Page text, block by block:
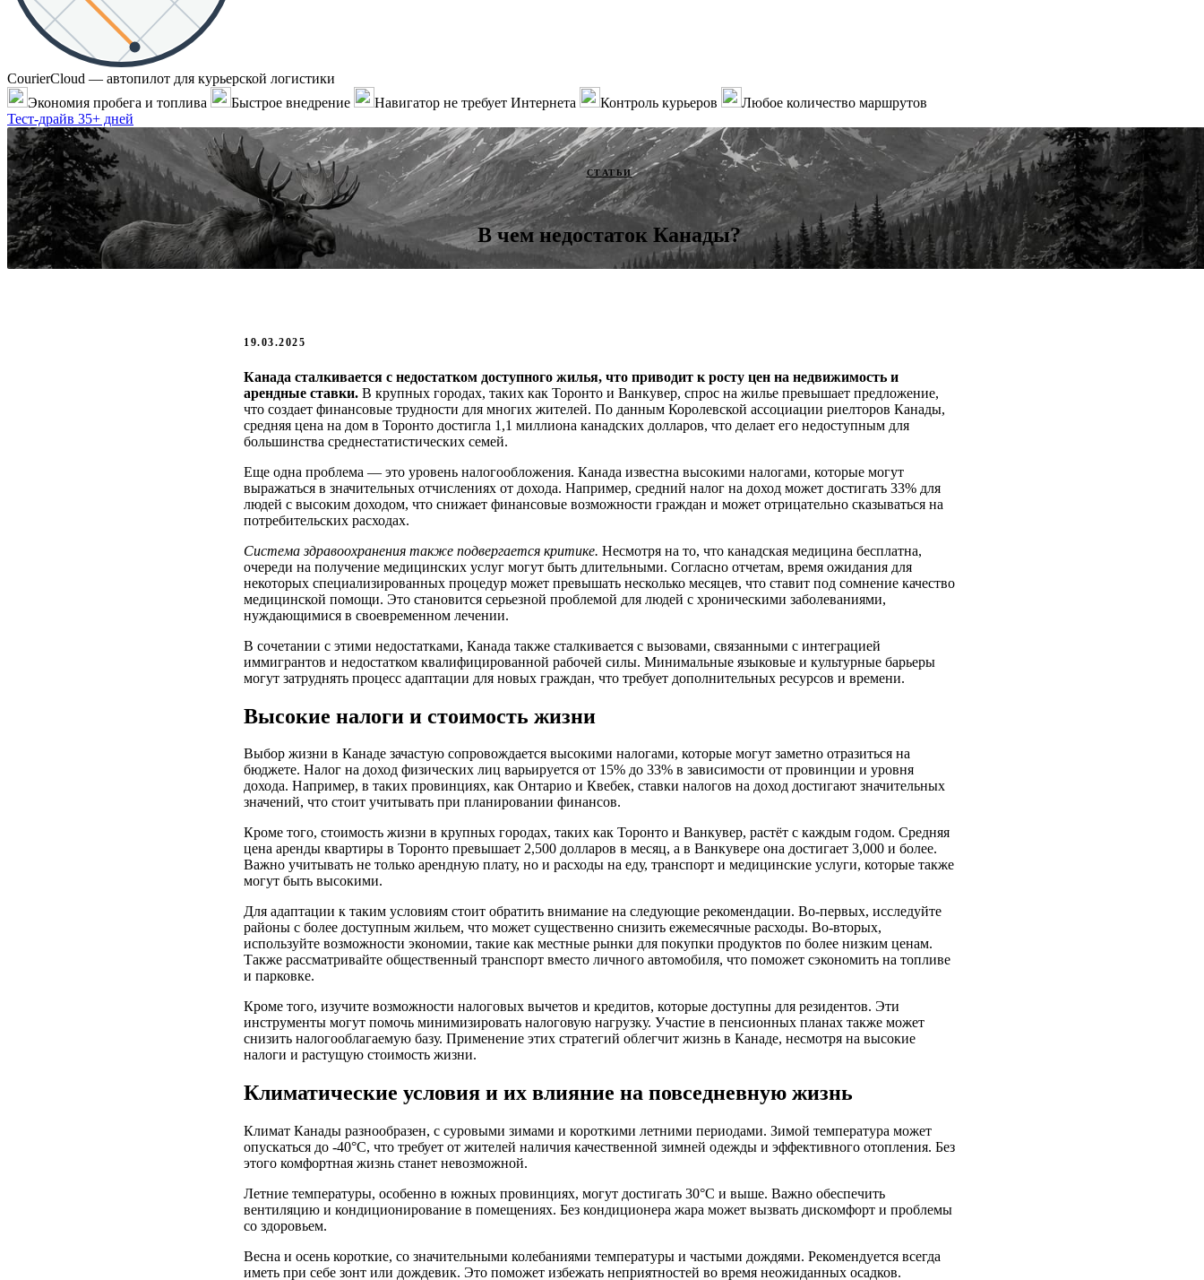
CourierCloud — автопилот для курьерской логистики
Экономия пробега и топлива
Быстрое внедрение Навигатор не требует Интернета Контроль курьеров
Любое количество маршрутов
Тест-драйв 35+ дней
СТАТЬИ
В чем недостаток Канады?
19.03.2025
Канада сталкивается с недостатком доступного жилья, что приводит к росту цен на недвижимость и
арендные ставки. В крупных городах, таких как Торонто и Ванкувер, спрос на жилье превышает предложение,
что создает финансовые трудности для многих жителей. По данным Королевской ассоциации риелторов Канады,
средняя цена на дом в Торонто достигла 1,1 миллиона канадских долларов, что делает его недоступным для
большинства среднестатистических семей.
Еще одна проблема — это уровень налогообложения. Канада известна высокими налогами, которые могут
выражаться в значительных отчислениях от дохода. Например, средний налог на доход может достигать 33% для
людей с высоким доходом, что снижает финансовые возможности граждан и может отрицательно сказываться на
потребительских расходах.
Система здравоохранения также подвергается критике. Несмотря на то, что канадская медицина бесплатна,
очереди на получение медицинских услуг могут быть длительными. Согласно отчетам, время ожидания для
некоторых специализированных процедур может превышать несколько месяцев, что ставит под сомнение качество
медицинской помощи. Это становится серьезной проблемой для людей с хроническими заболеваниями,
нуждающимися в своевременном лечении.
В сочетании с этими недостатками, Канада также сталкивается с вызовами, связанными с интеграцией
иммигрантов и недостатком квалифицированной рабочей силы. Минимальные языковые и культурные барьеры
могут затруднять процесс адаптации для новых граждан, что требует дополнительных ресурсов и времени.
Высокие налоги и стоимость жизни
Выбор жизни в Канаде зачастую сопровождается высокими налогами, которые могут заметно отразиться на
бюджете. Налог на доход физических лиц варьируется от 15% до 33% в зависимости от провинции и уровня
дохода. Например, в таких провинциях, как Онтарио и Квебек, ставки налогов на доход достигают значительных
значений, что стоит учитывать при планировании финансов.
Кроме того, стоимость жизни в крупных городах, таких как Торонто и Ванкувер, растёт с каждым годом. Средняя
цена аренды квартиры в Торонто превышает 2,500 долларов в месяц, а в Ванкувере она достигает 3,000 и более.
Важно учитывать не только арендную плату, но и расходы на еду, транспорт и медицинские услуги, которые также
могут быть высокими.
Для адаптации к таким условиям стоит обратить внимание на следующие рекомендации. Во-первых, исследуйте
районы с более доступным жильем, что может существенно снизить ежемесячные расходы. Во-вторых,
используйте возможности экономии, такие как местные рынки для покупки продуктов по более низким ценам.
Также рассматривайте общественный транспорт вместо личного автомобиля, что поможет сэкономить на топливе
и парковке.
Кроме того, изучите возможности налоговых вычетов и кредитов, которые доступны для резидентов. Эти
инструменты могут помочь минимизировать налоговую нагрузку. Участие в пенсионных планах также может
снизить налогооблагаемую базу. Применение этих стратегий облегчит жизнь в Канаде, несмотря на высокие
налоги и растущую стоимость жизни.
Климатические условия и их влияние на повседневную жизнь
Климат Канады разнообразен, с суровыми зимами и короткими летними периодами. Зимой температура может
опускаться до -40°C, что требует от жителей наличия качественной зимней одежды и эффективного отопления. Без
этого комфортная жизнь станет невозможной.
Летние температуры, особенно в южных провинциях, могут достигать 30°C и выше. Важно обеспечить
вентиляцию и кондиционирование в помещениях. Без кондиционера жара может вызвать дискомфорт и проблемы
со здоровьем.
Весна и осень короткие, со значительными колебаниями температуры и частыми дождями. Рекомендуется всегда
иметь при себе зонт или дождевик. Это поможет избежать неприятностей во время неожиданных осадков.